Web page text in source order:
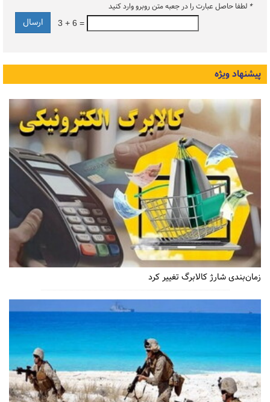
* لطفا حاصل عبارت را در جعبه متن روبرو وارد کنید
3 + 6 =
پیشنهاد ویژه
زمان‌بندی شارژ کالابرگ تغییر کرد